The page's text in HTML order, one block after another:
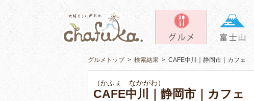
グルメトップ> 検索結果 > CAFE中川｜静岡市｜カフェ
（かふぇ なかがわ）
CAFE中川｜静岡市｜カフェ